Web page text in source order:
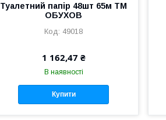
Туалетний папір 48шт 65м ТМ
ОБУХОВ
49018
1 162,47 ₴
В наявності
Купити